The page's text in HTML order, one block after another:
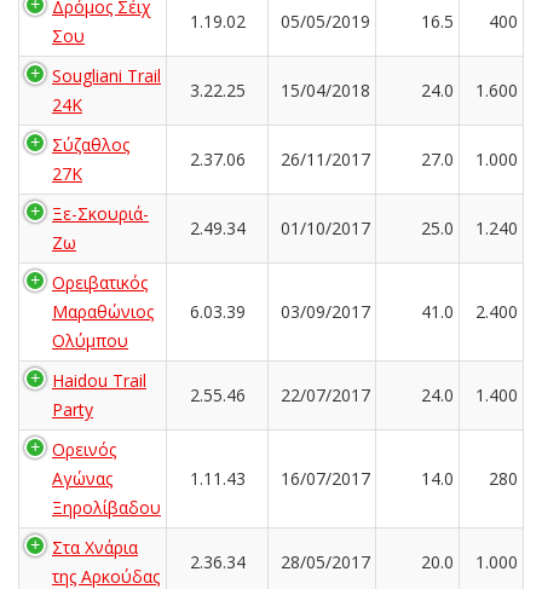
Δρόμος Σέιχ
Σου
1.19.02 05/05/2019 16.5 400
Sougliani Trail
24K
3.22.25 15/04/2018 24.0 1.600
Σύζαθλος
27Κ
2.37.06 26/11/2017 27.0 1.000
Ξε-Σκουριά-
Ζω
2.49.34 01/10/2017 25.0 1.240
Ορειβατικός
Μαραθώνιος
Ολύμπου
6.03.39 03/09/2017 41.0 2.400
Haidou Trail
Party
2.55.46 22/07/2017 24.0 1.400
Ορεινός
Αγώνας
Ξηρολίβαδου
1.11.43 16/07/2017 14.0 280
Στα Χνάρια
της Αρκούδας
2.36.34 28/05/2017 20.0 1.000